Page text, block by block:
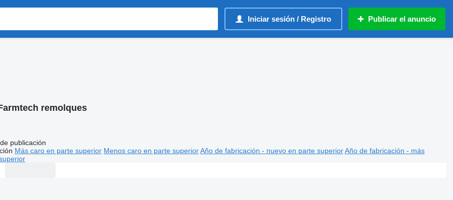
Iniciar sesión / Registro Publicar el anuncio
remolques
publicación
Más caro en parte superior Menos caro en parte superior Año de fabricación - nuevo en parte superior Año de fabricación - más